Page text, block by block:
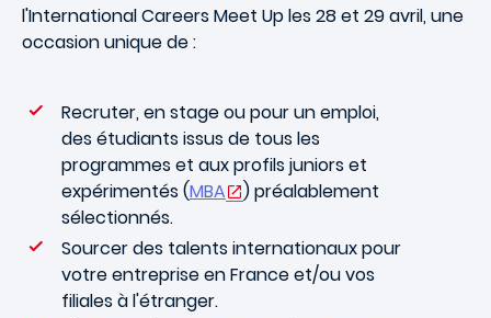
l'International Careers Meet Up les 28 et 29 avril, une
occasion unique de :
Recruter, en stage ou pour un emploi,
des étudiants issus de tous les
programmes et aux profils juniors et
expérimentés (MBA
) préalablement
sélectionnés.
Sourcer des talents internationaux pour
votre entreprise en France et/ou vos
filiales à l'étranger.